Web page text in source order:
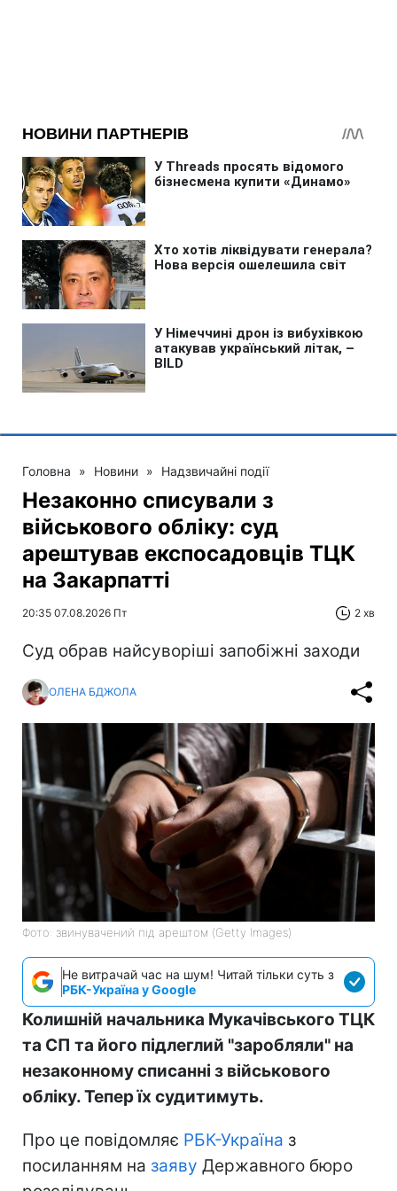
Головна » Новини » Надзвичайні події
Незаконно списували з
військового обліку: суд
арештував експосадовців ТЦК
на Закарпатті
20:35 07.08.2026 Пт 2 хв
Суд обрав найсуворіші запобіжні заходи
ОЛЕНА БДЖОЛА
Фото: звинувачений під арештом (Getty Images)
Не витрачай час на шум! Читай тільки суть з
РБК-Україна у Google
Колишній начальника Мукачівського ТЦК
та СП та його підлеглий "заробляли" на
незаконному списанні з військового
обліку. Тепер їх судитимуть.
Про це повідомляє РБК-Україна з
посиланням на заяву Державного бюро